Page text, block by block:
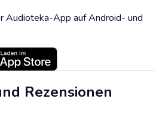
Audioteka-App auf Android- und
Rezensionen